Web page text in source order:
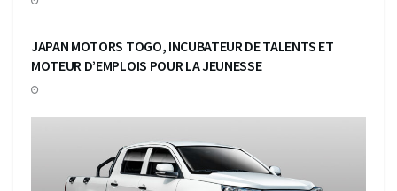
JAPAN MOTORS TOGO, INCUBATEUR DE TALENTS ET
MOTEUR D’EMPLOIS POUR LA JEUNESSE